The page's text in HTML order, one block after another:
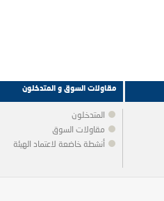
مقاولات السوق و المتدخلون
المتدخلون
مقاولات السوق
أنشطة خاضعة لاعتماد الهيئة